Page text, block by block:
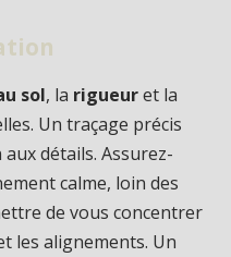
sol, la rigueuret la
Un traçage précis
détails. Assurez-
calme, loin des
de vous concentrer
les alignements. Un